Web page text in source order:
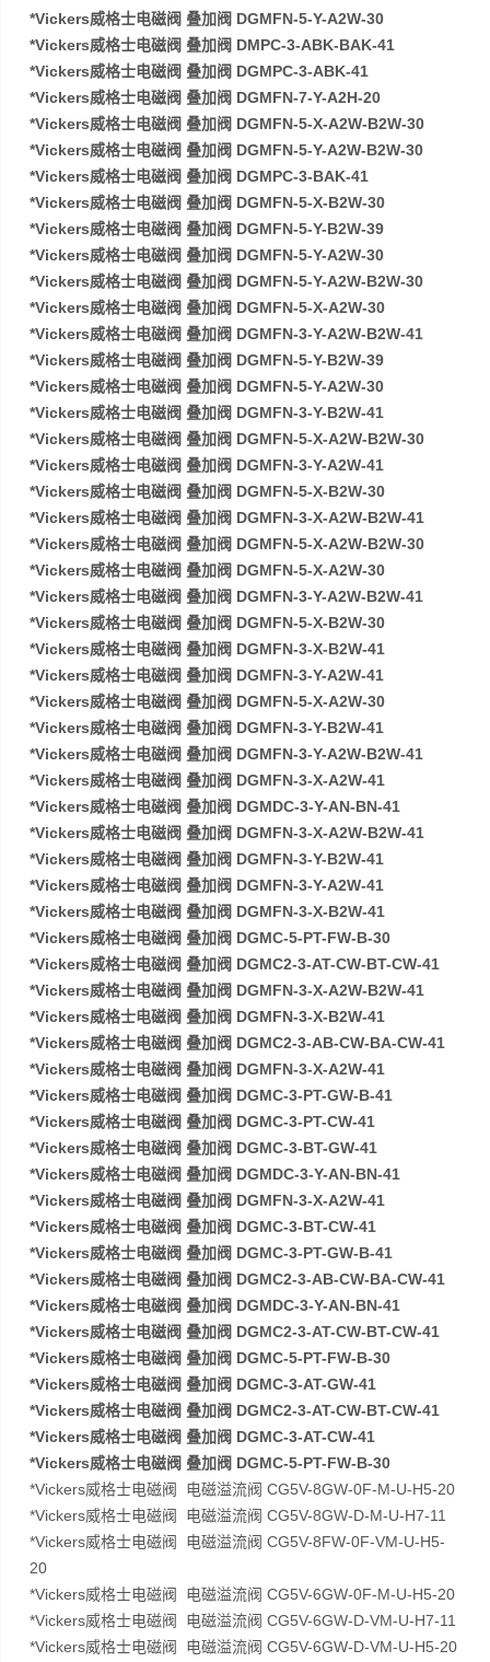
*Vickers威格士电磁阀 叠加阀 DGMFN-5-Y-A2W-30
*Vickers威格士电磁阀 叠加阀 DMPC-3-ABK-BAK-41
*Vickers威格士电磁阀 叠加阀 DGMPC-3-ABK-41
*Vickers威格士电磁阀 叠加阀 DGMFN-7-Y-A2H-20
*Vickers威格士电磁阀 叠加阀 DGMFN-5-X-A2W-B2W-30
*Vickers威格士电磁阀 叠加阀 DGMFN-5-Y-A2W-B2W-30
*Vickers威格士电磁阀 叠加阀 DGMPC-3-BAK-41
*Vickers威格士电磁阀 叠加阀 DGMFN-5-X-B2W-30
*Vickers威格士电磁阀 叠加阀 DGMFN-5-Y-B2W-39
*Vickers威格士电磁阀 叠加阀 DGMFN-5-Y-A2W-30
*Vickers威格士电磁阀 叠加阀 DGMFN-5-Y-A2W-B2W-30
*Vickers威格士电磁阀 叠加阀 DGMFN-5-X-A2W-30
*Vickers威格士电磁阀 叠加阀 DGMFN-3-Y-A2W-B2W-41
*Vickers威格士电磁阀 叠加阀 DGMFN-5-Y-B2W-39
*Vickers威格士电磁阀 叠加阀 DGMFN-5-Y-A2W-30
*Vickers威格士电磁阀 叠加阀 DGMFN-3-Y-B2W-41
*Vickers威格士电磁阀 叠加阀 DGMFN-5-X-A2W-B2W-30
*Vickers威格士电磁阀 叠加阀 DGMFN-3-Y-A2W-41
*Vickers威格士电磁阀 叠加阀 DGMFN-5-X-B2W-30
*Vickers威格士电磁阀 叠加阀 DGMFN-3-X-A2W-B2W-41
*Vickers威格士电磁阀 叠加阀 DGMFN-5-X-A2W-B2W-30
*Vickers威格士电磁阀 叠加阀 DGMFN-5-X-A2W-30
*Vickers威格士电磁阀 叠加阀 DGMFN-3-Y-A2W-B2W-41
*Vickers威格士电磁阀 叠加阀 DGMFN-5-X-B2W-30
*Vickers威格士电磁阀 叠加阀 DGMFN-3-X-B2W-41
*Vickers威格士电磁阀 叠加阀 DGMFN-3-Y-A2W-41
*Vickers威格士电磁阀 叠加阀 DGMFN-5-X-A2W-30
*Vickers威格士电磁阀 叠加阀 DGMFN-3-Y-B2W-41
*Vickers威格士电磁阀 叠加阀 DGMFN-3-Y-A2W-B2W-41
*Vickers威格士电磁阀 叠加阀 DGMFN-3-X-A2W-41
*Vickers威格士电磁阀 叠加阀 DGMDC-3-Y-AN-BN-41
*Vickers威格士电磁阀 叠加阀 DGMFN-3-X-A2W-B2W-41
*Vickers威格士电磁阀 叠加阀 DGMFN-3-Y-B2W-41
*Vickers威格士电磁阀 叠加阀 DGMFN-3-Y-A2W-41
*Vickers威格士电磁阀 叠加阀 DGMFN-3-X-B2W-41
*Vickers威格士电磁阀 叠加阀 DGMC-5-PT-FW-B-30
*Vickers威格士电磁阀 叠加阀 DGMC2-3-AT-CW-BT-CW-41
*Vickers威格士电磁阀 叠加阀 DGMFN-3-X-A2W-B2W-41
*Vickers威格士电磁阀 叠加阀 DGMFN-3-X-B2W-41
*Vickers威格士电磁阀 叠加阀 DGMC2-3-AB-CW-BA-CW-41
*Vickers威格士电磁阀 叠加阀 DGMFN-3-X-A2W-41
*Vickers威格士电磁阀 叠加阀 DGMC-3-PT-GW-B-41
*Vickers威格士电磁阀 叠加阀 DGMC-3-PT-CW-41
*Vickers威格士电磁阀 叠加阀 DGMC-3-BT-GW-41
*Vickers威格士电磁阀 叠加阀 DGMDC-3-Y-AN-BN-41
*Vickers威格士电磁阀 叠加阀 DGMFN-3-X-A2W-41
*Vickers威格士电磁阀 叠加阀 DGMC-3-BT-CW-41
*Vickers威格士电磁阀 叠加阀 DGMC-3-PT-GW-B-41
*Vickers威格士电磁阀 叠加阀 DGMC2-3-AB-CW-BA-CW-41
*Vickers威格士电磁阀 叠加阀 DGMDC-3-Y-AN-BN-41
*Vickers威格士电磁阀 叠加阀 DGMC2-3-AT-CW-BT-CW-41
*Vickers威格士电磁阀 叠加阀 DGMC-5-PT-FW-B-30
*Vickers威格士电磁阀 叠加阀 DGMC-3-AT-GW-41
*Vickers威格士电磁阀 叠加阀 DGMC2-3-AT-CW-BT-CW-41
*Vickers威格士电磁阀 叠加阀 DGMC-3-AT-CW-41
*Vickers威格士电磁阀 叠加阀 DGMC-5-PT-FW-B-30
*Vickers威格士电磁阀 电磁溢流阀 CG5V-8GW-0F-M-U-H5-20
*Vickers威格士电磁阀 电磁溢流阀 CG5V-8GW-D-M-U-H7-11
*Vickers威格士电磁阀 电磁溢流阀 CG5V-8FW-0F-VM-U-H5-
20
*Vickers威格士电磁阀 电磁溢流阀 CG5V-6GW-0F-M-U-H5-20
*Vickers威格士电磁阀 电磁溢流阀 CG5V-6GW-D-VM-U-H7-11
*Vickers威格士电磁阀 电磁溢流阀 CG5V-6GW-D-VM-U-H5-20